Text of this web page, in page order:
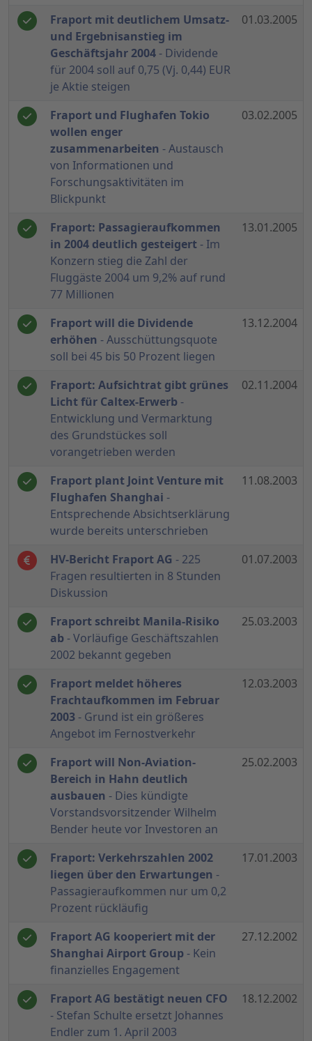
Fraport mit deutlichem Umsatz-
und Ergebnisanstieg im
Geschäftsjahr 2004 - Dividende
für 2004 soll auf 0,75 (Vj. 0,44) EUR
je Aktie steigen
01.03.2005
Fraport und Flughafen Tokio
wollen enger
zusammenarbeiten - Austausch
von Informationen und
Forschungsaktivitäten im
Blickpunkt
03.02.2005
Fraport: Passagieraufkommen
in 2004 deutlich gesteigert - Im
Konzern stieg die Zahl der
Fluggäste 2004 um 9,2% auf rund
77 Millionen
13.01.2005
Fraport will die Dividende
erhöhen - Ausschüttungsquote
soll bei 45 bis 50 Prozent liegen
13.12.2004
Fraport: Aufsichtrat gibt grünes
Licht für Caltex-Erwerb -
Entwicklung und Vermarktung
des Grundstückes soll
vorangetrieben werden
02.11.2004
Fraport plant Joint Venture mit
Flughafen Shanghai -
Entsprechende Absichtserklärung
wurde bereits unterschrieben
11.08.2003
HV-Bericht Fraport AG - 225
Fragen resultierten in 8 Stunden
Diskussion
01.07.2003
Fraport schreibt Manila-Risiko
ab- Vorläufige Geschäftszahlen
2002 bekannt gegeben
25.03.2003
Fraport meldet höheres
Frachtaufkommen im Februar
2003 - Grund ist ein größeres
Angebot im Fernostverkehr
12.03.2003
Fraport will Non-Aviation-
Bereich in Hahn deutlich
ausbauen - Dies kündigte
Vorstandsvorsitzender Wilhelm
Bender heute vor Investoren an
25.02.2003
Fraport: Verkehrszahlen 2002
liegen über den Erwartungen -
Passagieraufkommen nur um 0,2
Prozent rückläufig
17.01.2003
Fraport AG kooperiert mit der
Shanghai Airport Group- Kein
finanzielles Engagement
27.12.2002
Fraport AG bestätigt neuen CFO
- Stefan Schulte ersetzt Johannes
Endler zum 1. April 2003
18.12.2002